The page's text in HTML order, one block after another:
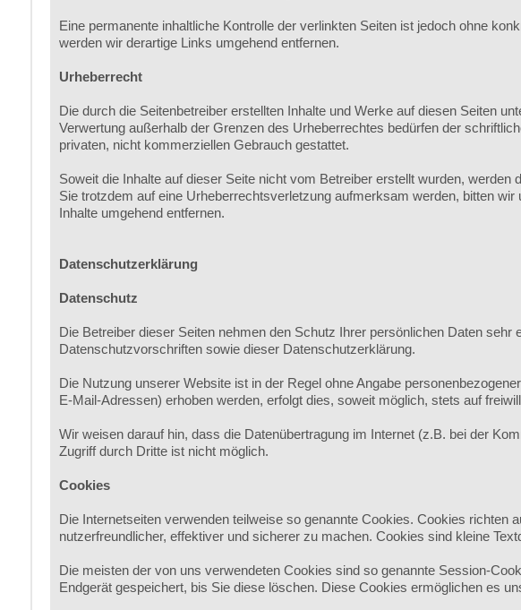
Eine permanente inhaltliche Kontrolle der verlinkten Seiten ist jedoch ohne
werden wir derartige Links umgehend entfernen.
Urheberrecht
Die durch die Seitenbetreiber erstellten Inhalte und Werke auf diesen Seiten
Verwertung außerhalb der Grenzen des Urheberrechtes bedürfen der
privaten, nicht kommerziellen Gebrauch gestattet.
Soweit die Inhalte auf dieser Seite nicht vom Betreiber erstellt wurden,
Sie trotzdem auf eine Urheberrechtsverletzung aufmerksam werden, bitten
Inhalte umgehend entfernen.
Datenschutzerklärung
Datenschutz
Die Betreiber dieser Seiten nehmen den Schutz Ihrer persönlichen Daten
Datenschutzvorschriften sowie dieser Datenschutzerklärung.
Die Nutzung unserer Website ist in der Regel ohne Angabe
E-Mail-Adressen) erhoben werden, erfolgt dies, soweit möglich, stets auf
Wir weisen darauf hin, dass die Datenübertragung im Internet (z.B. bei der
Zugriff durch Dritte ist nicht möglich.
Cookies
Die Internetseiten verwenden teilweise so genannte Cookies. Cookies richten
nutzerfreundlicher, effektiver und sicherer zu machen. Cookies sind kleine
Die meisten der von uns verwendeten Cookies sind so genannte Session-
Endgerät gespeichert, bis Sie diese löschen. Diese Cookies ermöglichen es